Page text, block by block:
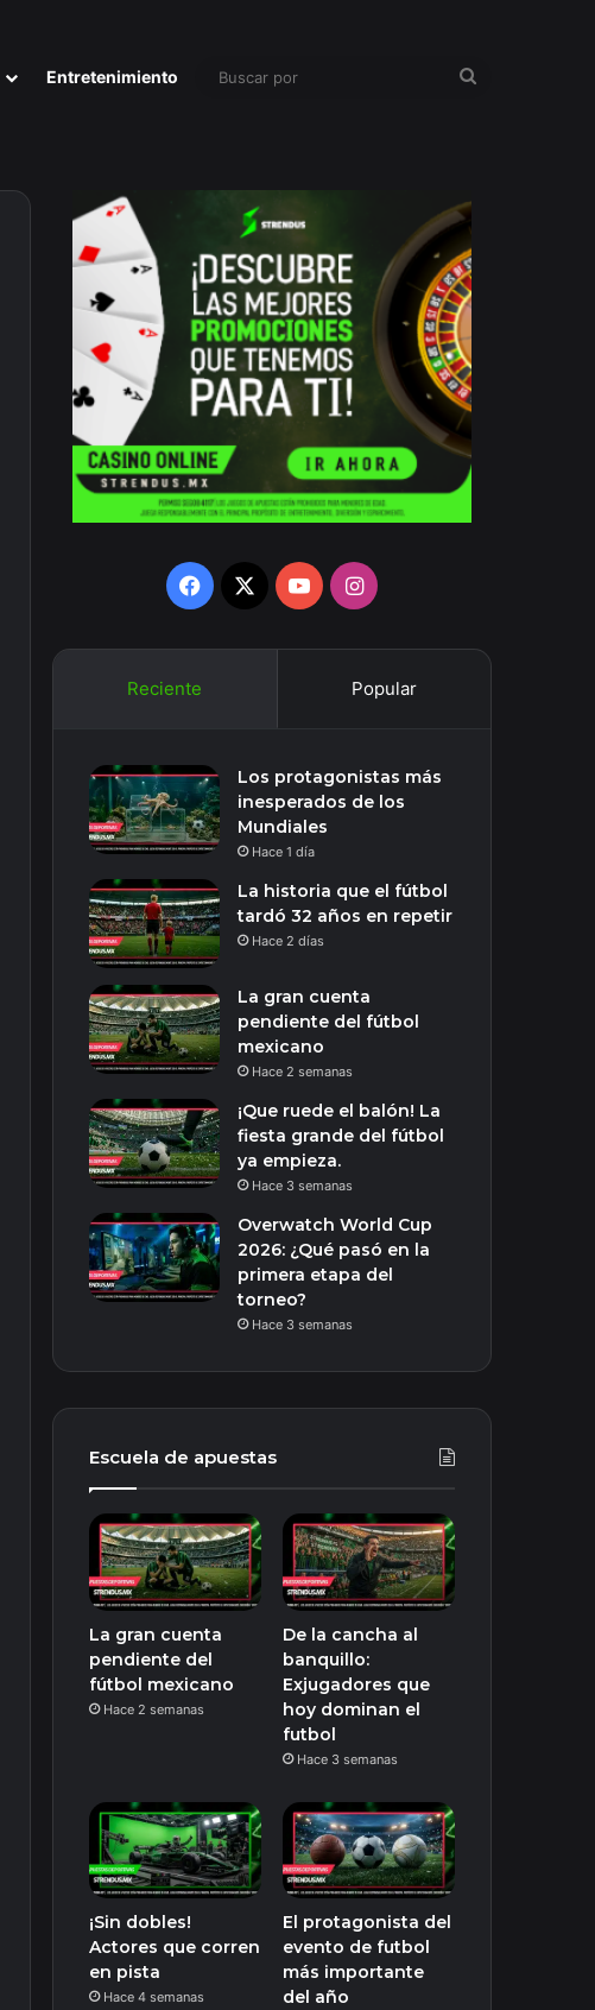
Entretenimiento
Facebook
X YouTubeInstagram
Reciente Popular
Los protagonistas más
inesperados de los
Mundiales
Hace 1 día
La historia que el fútbol
tardó 32 años en repetir
Hace 2 días
La gran cuenta
pendiente del fútbol
mexicano
Hace 2 semanas
¡Que ruede el balón! La
fiesta grande del fútbol
ya empieza.
Hace 3 semanas
Overwatch World Cup
2026: ¿Qué pasó en la
primera etapa del
torneo?
Hace 3 semanas
Escuela de apuestas
La gran cuenta
pendiente del
fútbol mexicano
Hace 2 semanas
De la cancha al
banquillo:
Exjugadores que
hoy dominan el
futbol
Hace 3 semanas
¡Sin dobles!
Actores que corren
en pista
Hace 4 semanas
El protagonista del
evento de futbol
más importante
del año